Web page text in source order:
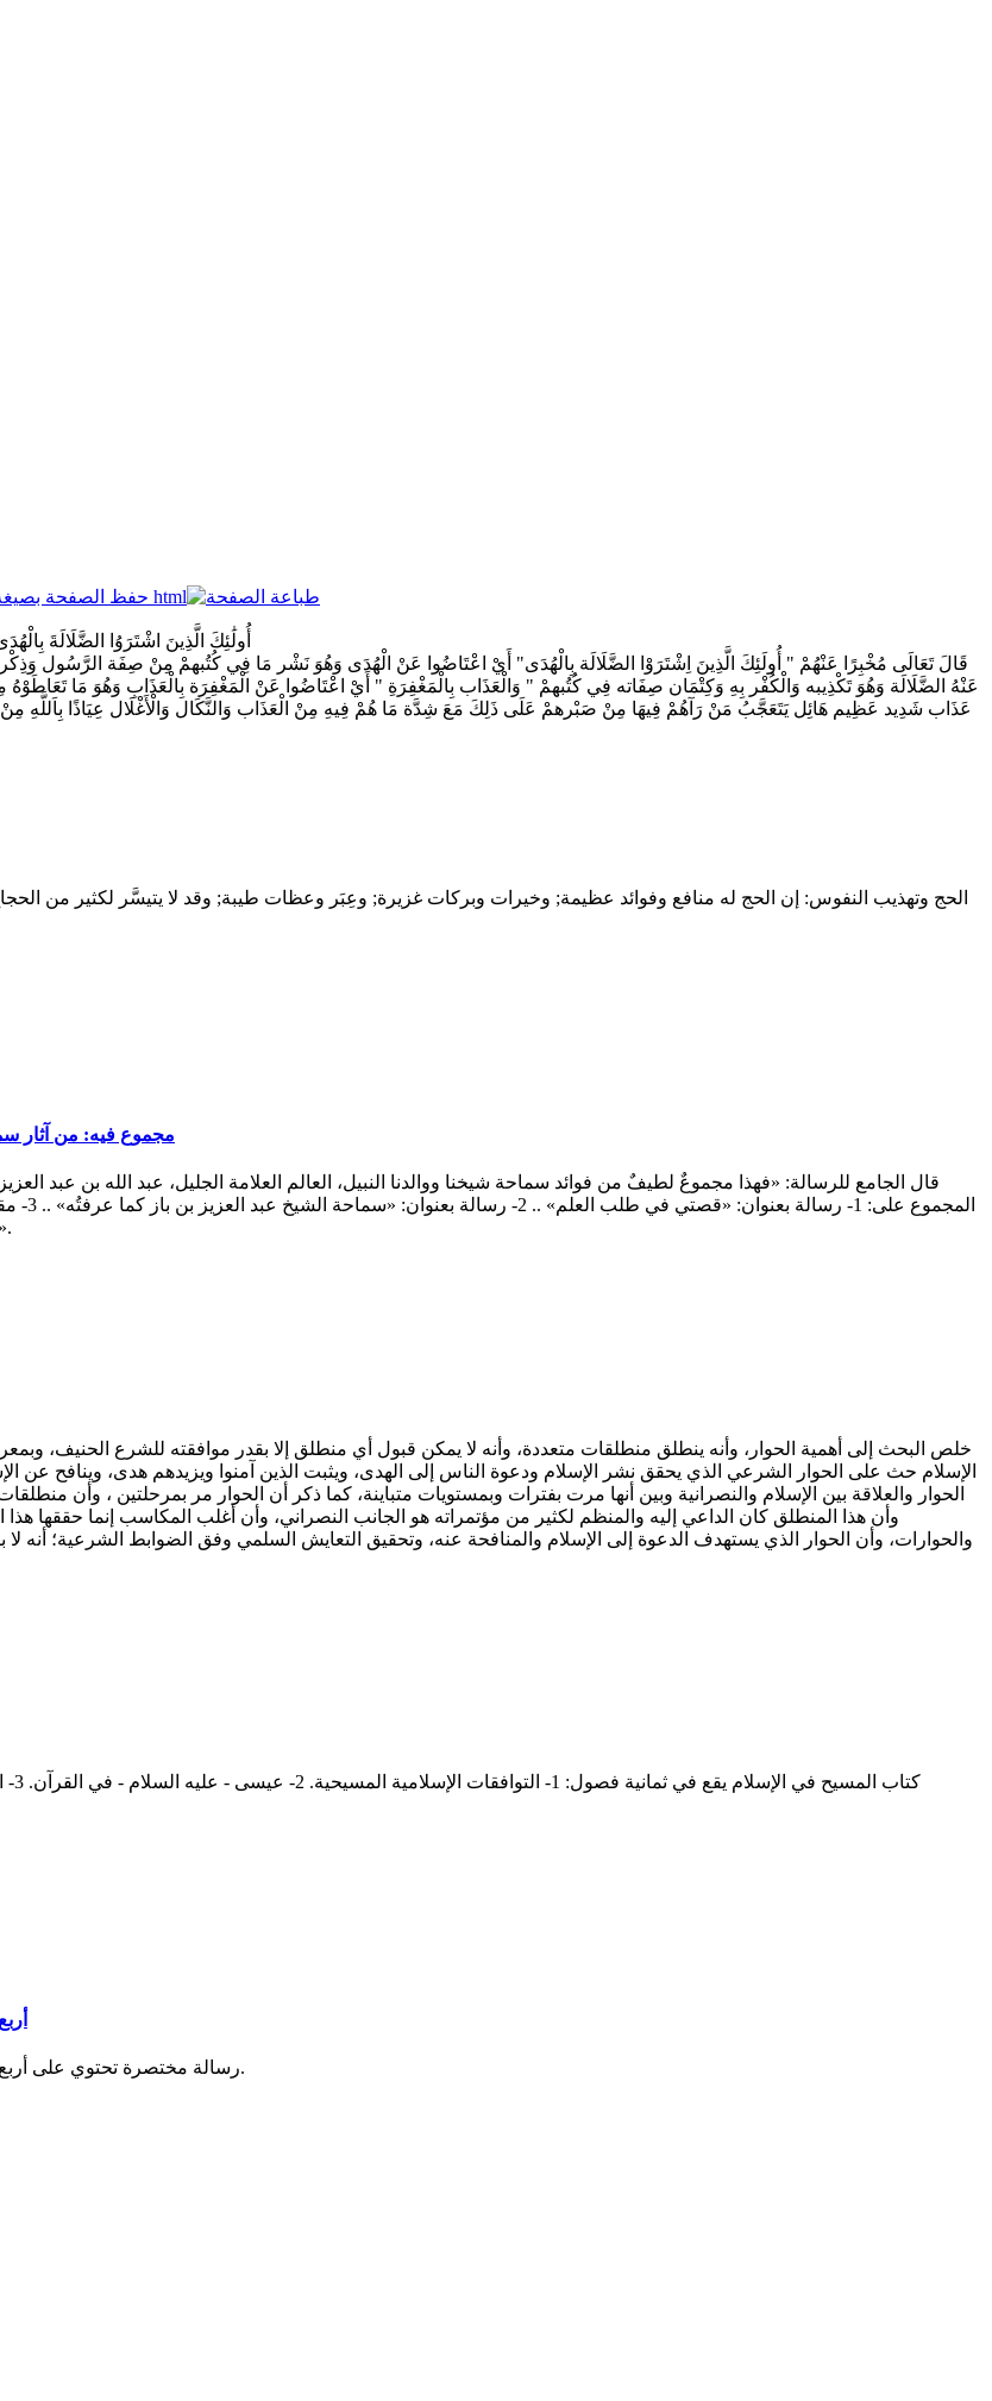
أُولَٰئِكَ الَّذِينَ اشْتَرَوُا الضَّلَالَةَ
قَالَ تَعَالَى مُخْبِرًا عَنْهُمْ " أُولَئِكَ الَّذِينَ اِشْتَرَوْا الضَّلَالَة بِالْهُدَى" أَيْ اعْتَاضُوا عَنْ الْهُدَى وَهُوَ نَشْر مَا فِي كُتُبهمْ مِنْ صِفَة الرَّسُول وَذِكْر
عَنْهُ الضَّلَالَة وَهُوَ تَكْذِيبه وَالْكُفْر بِهِ وَكِتْمَان صِفَاته فِي كُتُبهمْ " وَالْعَذَاب بِالْمَغْفِرَةِ " أَيْ اعْتَاضُوا عَنْ الْمَغْفِرَة بِالْعَذَابِ وَهُوَ مَا
عَذَاب شَدِيد عَظِيم هَائِل يَتَعَجَّبُ مَنْ رَآهُمْ فِيهَا مِنْ صَبْرهمْ عَلَى ذَلِكَ مَعَ شِدَّة مَا هُمْ فِيهِ مِنْ الْعَذَاب وَالنَّكَال وَالْأَغْلَال عِيَاذًا بِاَللَّهِ
الحج وتهذيب النفوس: إن الحج له منافع وفوائد عظيمة; وخيرات وبركات غزيرة; وعِبَر وعظات طيبة; وقد لا يتيسَّر لكثير من
مجموع فيه: من آثار
قال الجامع للرسالة: «فهذا مجموعٌ لطيفٌ من فوائد سماحة شيخنا ووالدنا النبيل، العالم العلامة الجليل، عبد الله بن عبد
المقابلات واللقاءات
خلص البحث إلى أهمية الحوار، وأنه ينطلق منطلقات متعددة، وأنه لا يمكن قبول أي منطلق إلا بقدر موافقته للشرع الحنيف،
الإسلام حث على الحوار الشرعي الذي يحقق نشر الإسلام ودعوة الناس إلى الهدى، ويثبت الذين آمنوا ويزيدهم هدى، وينافح عن
الحوار والعلاقة بين الإسلام والنصرانية وبين أنها مرت بفترات وبمستويات متباينة، كما ذكر أن الحوار مر بمرحلتين ، وأن
وأن هذا المنطلق كان الداعي إليه والمنظم لكثير من مؤتمراته هو الجانب النصراني، وأن أغلب المكاسب إنما حققها
والحوارات، وأن الحوار الذي يستهدف الدعوة إلى الإسلام والمنافحة عنه، وتحقيق التعايش السلمي وفق الضوابط الشرعية؛ أنه
رسالة مختصرة تحتوي على أربع قواعد تدور الأحكام عليها ويليها نبذة في اتباع النصوص مع احترام العلماء.